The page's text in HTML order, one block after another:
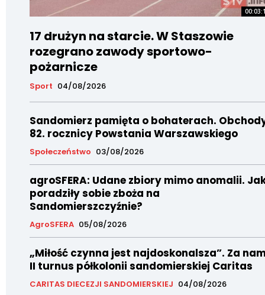
17 drużyn na starcie. W Staszowie
rozegrano zawody sportowo-
pożarnicze
Sport 04/08/2026
Sandomierz pamięta o bohaterach.
82. rocznicy Powstania Warszawskiego
Społeczeństwo 03/08/2026
agroSFERA: Udane zbiory mimo anomalii.
poradziły sobie zboża na
Sandomierszczyźnie?
AgroSFERA 05/08/2026
„Miłość czynna jest najdoskonalsza”. Za
II turnus półkolonii sandomierskiej Caritas
CARITAS DIECEZJI SANDOMIERSKIEJ 04/08/2026